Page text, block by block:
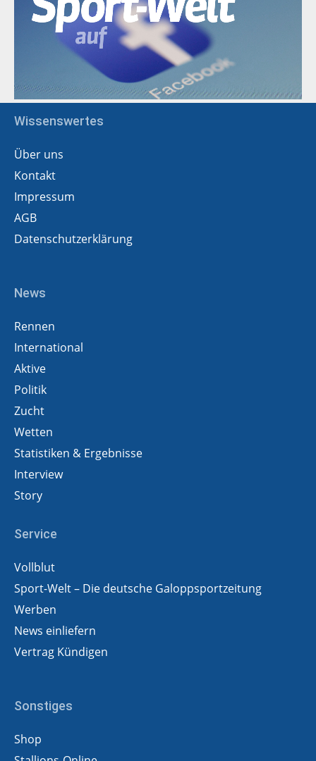
Wissenswertes
Über uns
Kontakt
Impressum
AGB
Datenschutzerklärung
News
Rennen
International
Aktive
Politik
Zucht
Wetten
Statistiken & Ergebnisse
Interview
Story
Service
Vollblut
Sport-Welt – Die deutsche Galoppsportzeitung
Werben
News einliefern
Vertrag Kündigen
Sonstiges
Shop